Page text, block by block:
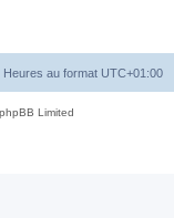
Heures au format UTC+01:00
Limited